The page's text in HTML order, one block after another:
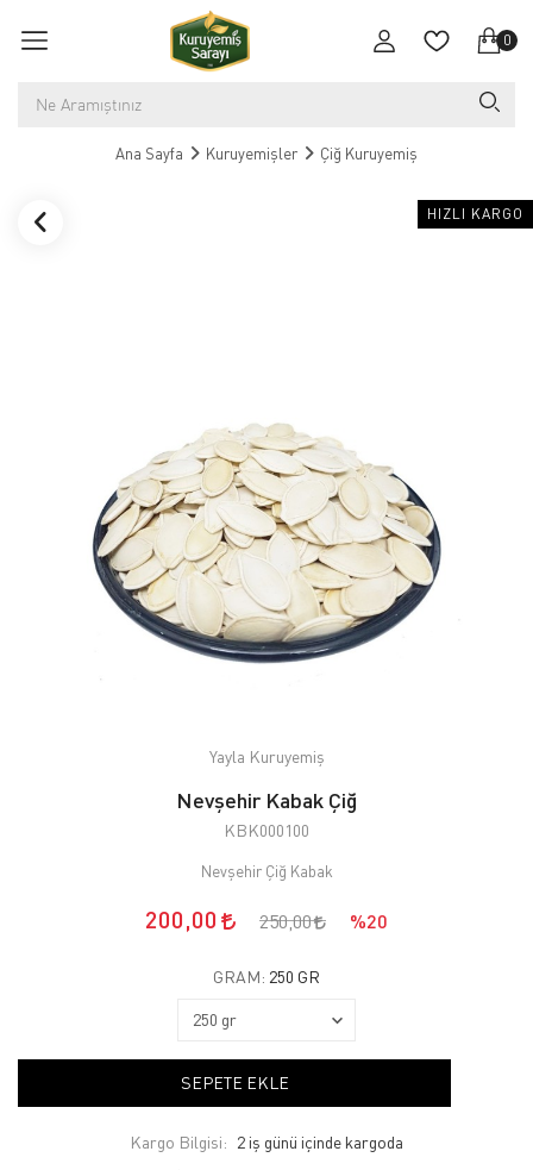
0
Ana Sayfa Kuruyemişler Çiğ Kuruyemiş
HIZLI KARGO
Yayla Kuruyemiş
Nevşehir Kabak Çiğ
KBK000100
Nevşehir Çiğ Kabak
200,00 250,00 %20
GRAM: 250 GR
SEPETE EKLE
Kargo Bilgisi: 2 iş günü içinde kargoda